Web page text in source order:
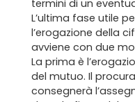
I
termini di un
L’ultima fase utile
l’erogazione della
avviene con due
La prima è
del mutuo. Il
consegnerà